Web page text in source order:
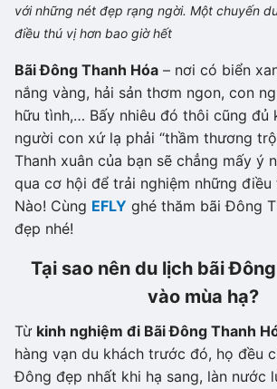
với những nét đẹp rạng ngời. Một chuyến
điều thú vị hơn bao giờ hết
Bãi Đông Thanh Hóa – nơi có biển
nắng vàng, hải sản thơm ngon, con
hữu tình,… Bấy nhiêu đó thôi cũng đủ
người con xứ lạ phải “thầm thương
Thanh xuân của bạn sẽ chẳng mấy ý
qua cơ hội để trải nghiệm những
Nào! Cùng EFLY ghé thăm bãi Đông
đẹp nhé!
Tại sao nên du lịch bãi
vào mùa hạ?
Từ kinh nghiệm đi Bãi Đông Thanh
hàng vạn du khách trước đó, họ đều
Đông đẹp nhất khi hạ sang, làn nước